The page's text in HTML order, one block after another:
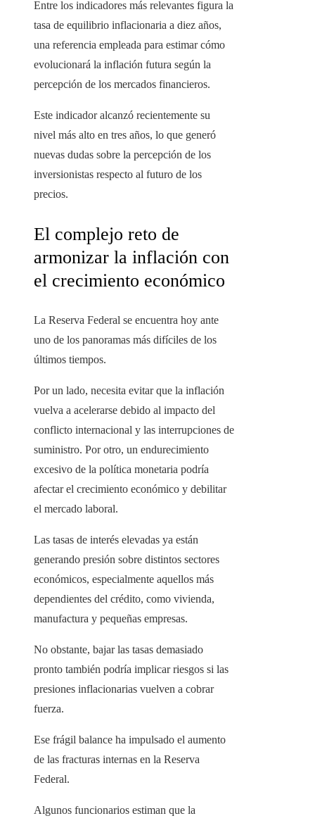
Entre los indicadores más relevantes figura la
tasa de equilibrio inflacionaria a diez años,
una referencia empleada para estimar cómo
evolucionará la inflación futura según la
percepción de los mercados financieros.
Este indicador alcanzó recientemente su
nivel más alto en tres años, lo que generó
nuevas dudas sobre la percepción de los
inversionistas respecto al futuro de los
precios.
El complejo reto de
armonizar la inflación con
el crecimiento económico
La Reserva Federal se encuentra hoy ante
uno de los panoramas más difíciles de los
últimos tiempos.
Por un lado, necesita evitar que la inflación
vuelva a acelerarse debido al impacto del
conflicto internacional y las interrupciones de
suministro. Por otro, un endurecimiento
excesivo de la política monetaria podría
afectar el crecimiento económico y debilitar
el mercado laboral.
Las tasas de interés elevadas ya están
generando presión sobre distintos sectores
económicos, especialmente aquellos más
dependientes del crédito, como vivienda,
manufactura y pequeñas empresas.
No obstante, bajar las tasas demasiado
pronto también podría implicar riesgos si las
presiones inflacionarias vuelven a cobrar
fuerza.
Ese frágil balance ha impulsado el aumento
de las fracturas internas en la Reserva
Federal.
Algunos funcionarios estiman que la